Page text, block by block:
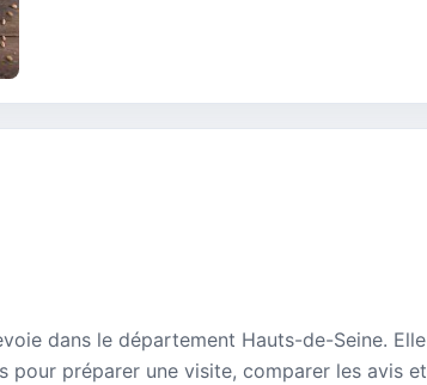
dans le département Hauts-de-Seine. Elle
préparer une visite, comparer les avis et